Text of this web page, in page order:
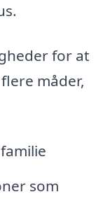
for at
måder,
som